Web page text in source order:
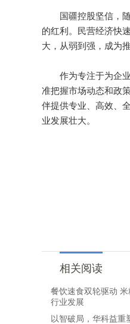
国疆控股坚信，随
的红利。民营经济快
大，从弱到强，成为
作为专注于为企业
准把握市场动态和政
伴提供专业、高效、
业发展壮大。
相关阅读
餐饮速食双轮驱动
行业发展
以智破局，华科益重